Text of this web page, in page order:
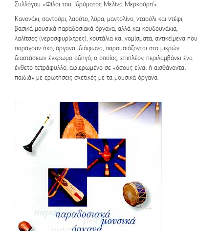
Συλλόγου «Φίλοι του 'Ιδρύματος Μελίνα Μερκούρη'».
Κανονάκι, σαντούρι, λαούτο, λύρα, μαντολίνο, νταούλι και ντέφι,
βασικά μουσικά παραδοσιακά όργανα, αλλά και κουδουνάκια,
λαλίτσες (νεροσφυρίχτρες), κουτάλια και νομίσματα, αντικείμενα που
παράγουν ήχο, όργανα ιδιόφωνα, παρουσιάζονται στο μικρών
διαστάσεων έγχρωμο οδηγό, ο οποίος, επιπλέον, περιλαμβάνει ένα
ένθετο τετράφυλλο, αφιερωμένο σε «όσους είναι ή αισθάνονται
παιδιά» με ερωτήσεις σχετικές με τα μουσικά όργανα.